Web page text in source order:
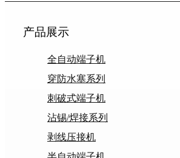
产品展示
全自动端子机
穿防水塞系列
刺破式端子机
沾锡/焊接系列
剥线压接机